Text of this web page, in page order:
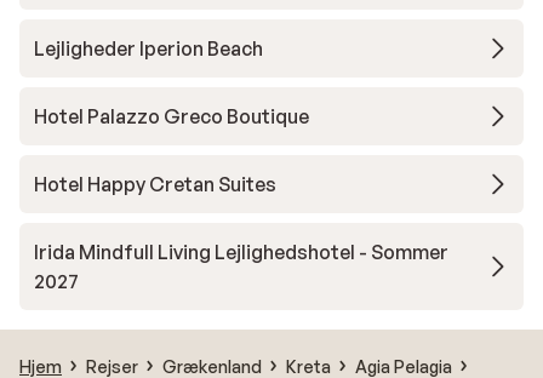
Lejligheder Iperion Beach
Hotel Palazzo Greco Boutique
Hotel Happy Cretan Suites
Irida Mindfull Living Lejlighedshotel - Sommer
2027
Hjem Rejser Grækenland Kreta
Agia Pelagia